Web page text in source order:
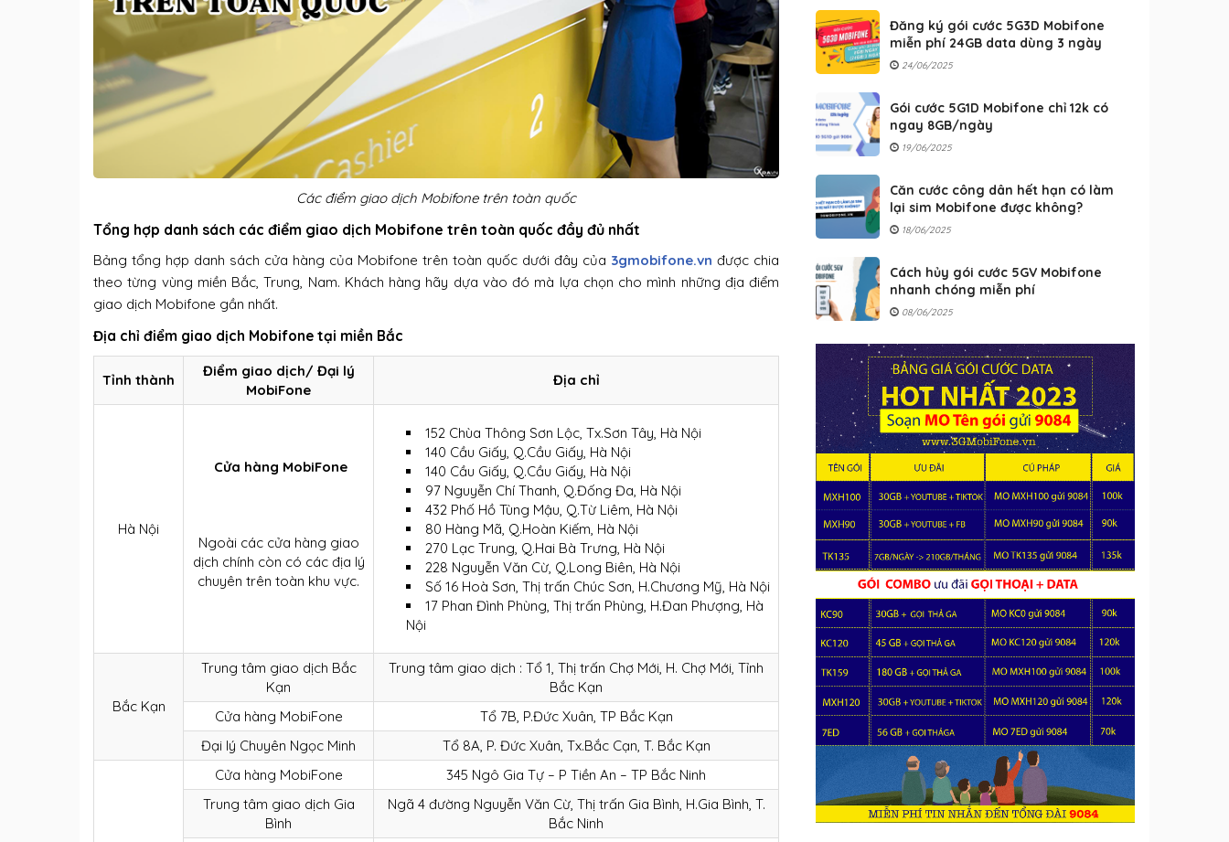
Các điểm giao dịch Mobifone trên toàn quốc
Tổng hợp danh sách các điểm giao dịch Mobifone trên toàn quốc đầy đủ nhất
Bảng tổng hợp danh sách cửa hàng của Mobifone trên toàn quốc dưới đây của 3gmobifone.vn được chia
theo từng vùng miền Bắc, Trung, Nam. Khách hàng hãy dựa vào đó mà lựa chọn cho mình những địa điểm
giao dịch Mobifone gần nhất.
Địa chỉ điểm giao dịch Mobifone tại miền Bắc
Tỉnh thành
Điểm giao dịch/ Đại lý
MobiFone
Địa chỉ
Hà Nội
Cửa hàng MobiFone
Ngoài các cửa hàng giao
dịch chính còn có các địa lý
chuyên trên toàn khu vực.
152 Chùa Thông Sơn Lộc, Tx.Sơn Tây, Hà Nội
140 Cầu Giấy, Q.Cầu Giấy, Hà Nội
140 Cầu Giấy, Q.Cầu Giấy, Hà Nội
97 Nguyễn Chí Thanh, Q.Đống Đa, Hà Nội
432 Phố Hồ Tùng Mậu, Q.Từ Liêm, Hà Nội
80 Hàng Mã, Q.Hoàn Kiếm, Hà Nội
270 Lạc Trung, Q.Hai Bà Trưng, Hà Nội
228 Nguyễn Văn Cừ, Q.Long Biên, Hà Nội
Số 16 Hoà Sơn, Thị trấn Chúc Sơn, H.Chương Mỹ, Hà Nội
17 Phan Đình Phùng, Thị trấn Phùng, H.Đan Phượng, Hà
Nội
Bắc Kạn
Trung tâm giao dịch Bắc
Kạn
Trung tâm giao dịch : Tổ 1, Thị trấn Chợ Mới, H. Chợ Mới, Tỉnh
Bắc Kạn
Cửa hàng MobiFone
Tổ 7B, P.Đức Xuân, TP Bắc Kạn
Đại lý Chuyên Ngọc Minh
Tổ 8A, P. Đức Xuân, Tx.Bắc Cạn, T. Bắc Kạn
Cửa hàng MobiFone
345 Ngô Gia Tự – P Tiền An – TP Bắc Ninh
Trung tâm giao dịch Gia
Bình
Ngã 4 đường Nguyễn Văn Cừ, Thị trấn Gia Bình, H.Gia Bình, T.
Bắc Ninh
Đăng ký gói cước 5G3D Mobifone
miễn phí 24GB data dùng 3 ngày
24/06/2025
Gói cước 5G1D Mobifone chỉ 12k có
ngay 8GB/ngày
19/06/2025
Căn cước công dân hết hạn có làm
lại sim Mobifone được không?
18/06/2025
Cách hủy gói cước 5GV Mobifone
nhanh chóng miễn phí
08/06/2025